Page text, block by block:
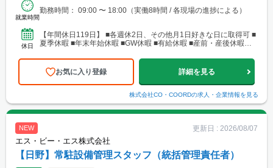
就業時間
勤務時間： 09:00 〜 18:00（実働8時間 / 各現場の進捗による）
休日
【年間休日119日】 ■各週休2日、その他月1日好きな日に取得可 ■
夏季休暇 ■年末年始休暇 ■GW休暇 ■有給休暇 ■産前・産後休暇制
お気に入り登録 詳細を見る
株式会社CO・COORDの求人・企業情報を見る
NEW 更新日 : 2026/08/07
エス・ビー・エス株式会社
【日野】常駐設備管理スタッフ（統括管理責任者）